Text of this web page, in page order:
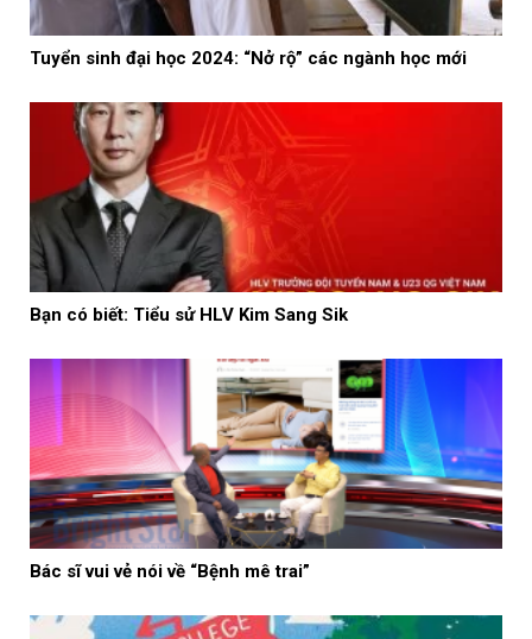
Tuyển sinh đại học 2024: “Nở rộ” các ngành học mới
Bạn có biết: Tiểu sử HLV Kim Sang Sik
Bác sĩ vui vẻ nói về “Bệnh mê trai”